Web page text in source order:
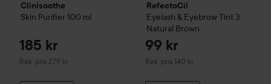
Clinisoothe
Skin Purifier 100 ml
185 kr
Rek. pris 279 kr
Rekommenderat pris 279 kr
RefectoCil
Eyelash & Eyebrow Tint 3
Natural Brown
99 kr
Rek. pris 140 kr
Rekommenderat pris 140 kr